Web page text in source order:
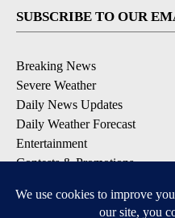
SUBSCRIBE TO OUR
Breaking News
Severe Weather
Daily News Updates
Daily Weather Forecast
Entertainment
Contests & Promotions
DOWNLOAD OUR APPS